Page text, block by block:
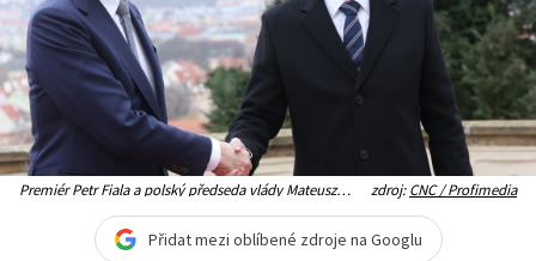
Premiér Petr Fiala a polský předseda vlády Mateusz zdroj:CNC / Profimedia
Přidat mezi oblíbené zdroje na Googlu